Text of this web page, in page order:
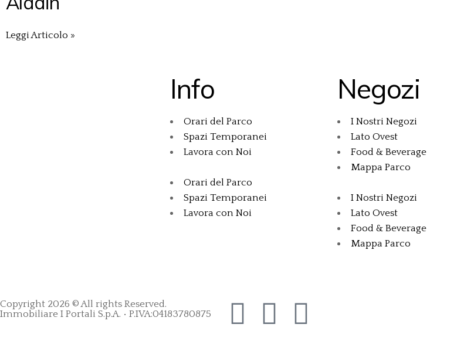
Leggi Articolo »
Info
Orari del Parco
Spazi Temporanei
Lavora con Noi
Orari del Parco
Spazi Temporanei
Lavora con Noi
Negozi
I Nostri Negozi
Lato Ovest
Food & Beverage
Mappa Parco
I Nostri Negozi
Lato Ovest
Food & Beverage
Mappa Parco
Copyright 2026 © All rights Reserved.
Immobiliare I Portali S.p.A. • P.IVA:04183780875